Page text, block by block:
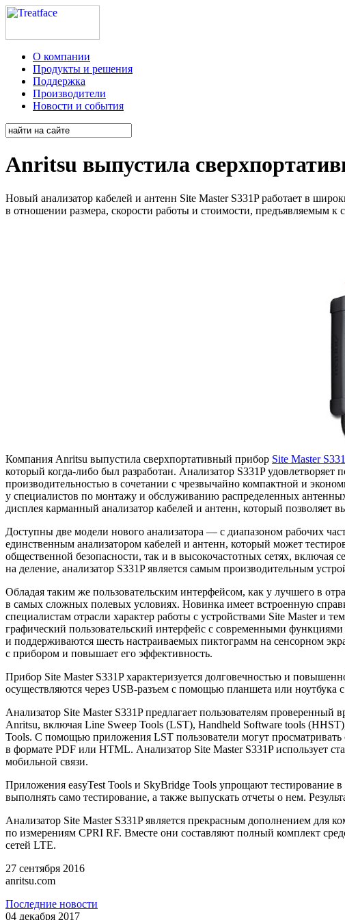
О компании
Продукты и решения
Поддержка
Производители
Новости и события
Anritsu выпустила
Новый анализатор кабелей и антенн Site Master S331P работает в
в отношении размера, скорости работы и стоимости, предъявляемым к
Компания Anritsu выпустила сверхпортативный прибор Site Master
который когда-либо был разработан. Анализатор S331P
производительностью в сочетании с чрезвычайно компактной и
у специалистов по монтажу и обслуживанию распределенных
дисплея карманный анализатор кабелей и антенн, который позволяет
Доступны две модели нового анализатора — с диапазоном рабочих
единственным анализатором кабелей и антенн, который может
общественной безопасности, так и в высокочастотных сетях, включая
на деление, анализатор S331P является самым производительным
Обладая таким же пользовательским интерфейсом, как у лучшего в
в самых сложных полевых условиях. Новинка имеет встроенную
специалистам отрасли характер работы с устройствами Site Master и
графический пользовательский интерфейс с современными
и поддерживаются шесть настраиваемых пиктограмм на сенсорном
с прибором и повышает его эффективность.
Прибор Site Master S331P характеризуется долговечностью и
осуществляются через USB-разъем с помощью планшета или ноутбука
Анализатор Site Master S331P предлагает пользователям
Anritsu, включая Line Sweep Tools (LST), Handheld Software tools
Tools. С помощью приложения LST пользователи могут просматривать
в формате PDF или HTML. Анализатор Site Master S331P использует
мобильной связи.
Приложения easyTest Tools и SkyBridge Tools упрощают тестирование
выполнять само тестирование, а также выпускать отчеты о нем.
Анализатор Site Master S331P является прекрасным дополнением для
по измерениям CPRI RF. Вместе они составляют полный комплект
сетей LTE.
27 cентября 2016
anritsu.com
Последние новости
04 декабря 2017